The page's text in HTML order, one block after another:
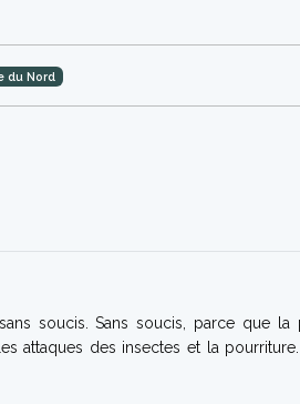
du Nord
soucis. Sans soucis, parce que la
attaques des insectes et la